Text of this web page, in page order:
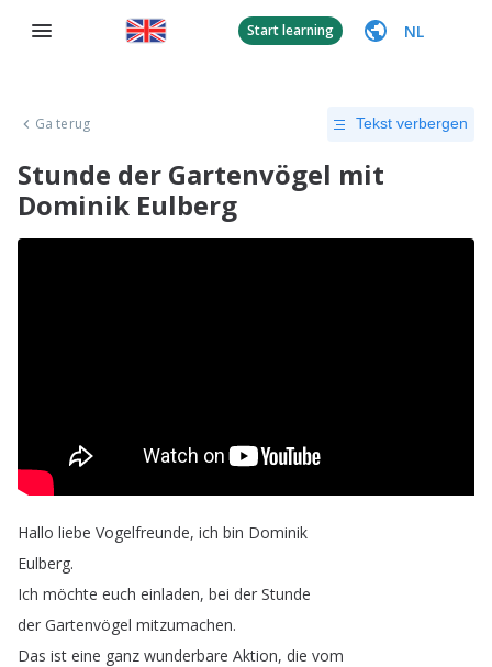
Start learning NL
Ga terug Tekst verbergen
Stunde der Gartenvögel mit
Dominik Eulberg
Hallo liebe Vogelfreunde, ich bin Dominik
Eulberg.
Ich möchte euch einladen, bei der Stunde
der Gartenvögel mitzumachen.
Das ist eine ganz wunderbare Aktion, die vom